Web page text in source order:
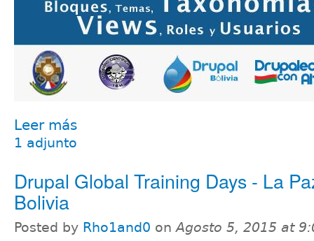
Leer más
1 adjunto
Drupal Global Training Days - La
Bolivia
Posted by Rho1and0 onAgosto 5, 2015 at